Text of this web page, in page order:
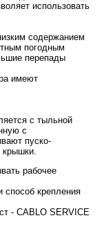
использовать
содержанием
погодным
перепады
имеют
с тыльной
с
пуско-
крышки.
рабочее
способ крепления
- CABLO SERVICE